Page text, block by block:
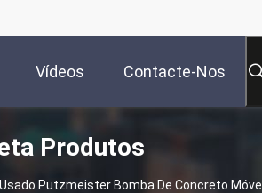
Vídeos Contacte-Nos
Produtos
Putzmeister Bomba De Concreto Móvel